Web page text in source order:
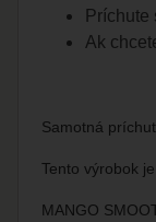
Ak
Samotná
Tento výrobok
MANGO